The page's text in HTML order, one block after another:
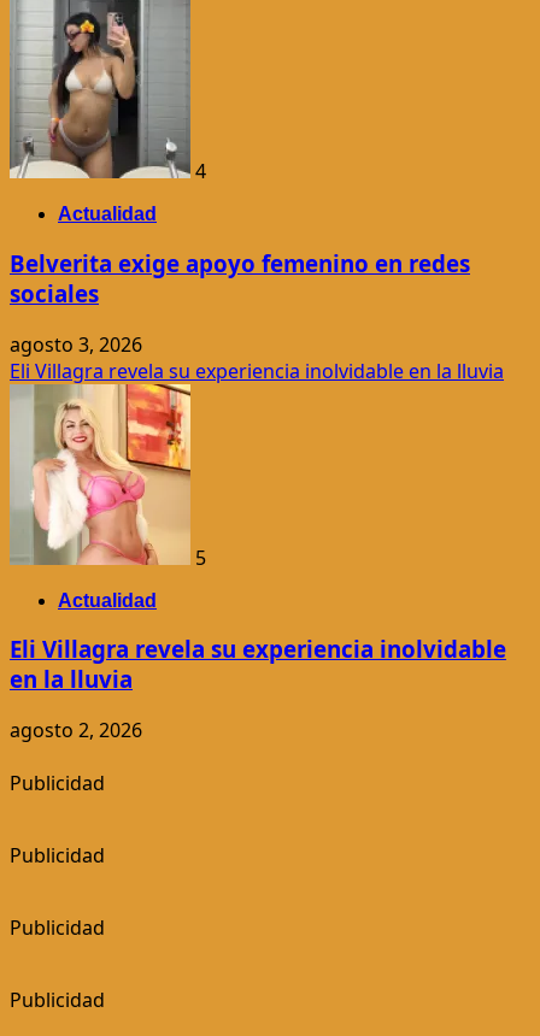
4
Actualidad
Belverita exige apoyo femenino en redes
sociales
agosto 3, 2026
Eli Villagra revela su experiencia inolvidable en la lluvia
5
Actualidad
Eli Villagra revela su experiencia inolvidable
en la lluvia
agosto 2, 2026
Publicidad
Publicidad
Publicidad
Publicidad